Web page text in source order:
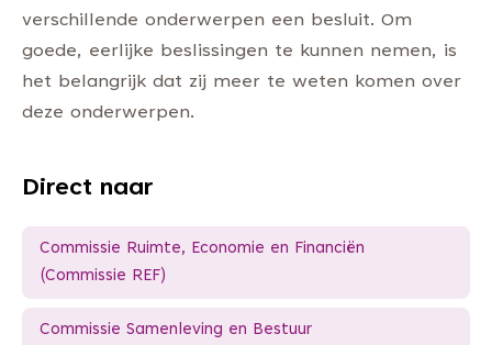
verschillende onderwerpen een besluit. Om
goede, eerlijke beslissingen te kunnen nemen, is
het belangrijk dat zij meer te weten komen over
deze onderwerpen.
Direct naar
Commissie Ruimte, Economie en Financiën
(Commissie REF)
Commissie Samenleving en Bestuur